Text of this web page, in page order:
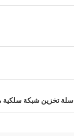
سلة تخزين شبكة سلكية